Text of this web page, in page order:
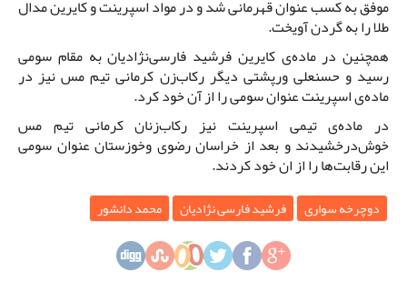
موفق به کسب عنوان قهرمانی شد و در مواد اسپرینت و کایرین مدال
طلا را به گردن آویخت.
همچنین در ماده‌ی کایرین فرشید فارسی‌نژادیان به مقام سومی
رسید و حسنعلی ورپشتی دیگر رکاب‌زن کرمانی تیم مس نیز در
ماده‌ی اسپرینت عنوان سومی را از آن خود کرد.
در ماده‌ی تیمی اسپرینت نیز رکاب‌زنان کرمانی تیم مس
خوش‌درخشیدند و بعد از خراسان رضوی وخوزستان عنوان سومی
این رقابت‌ها را از ان خود کردند.
دوچرخه سواری فرشید فارسی نژادیان محمد دانشور